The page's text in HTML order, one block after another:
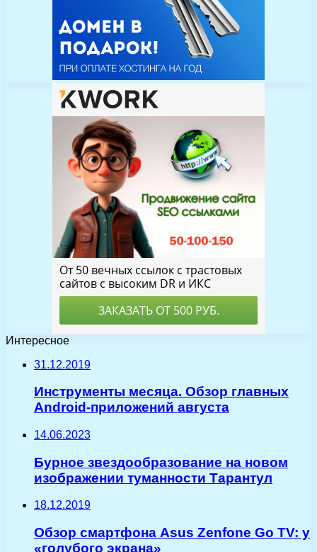
Интересное
31.12.2019
Инструменты месяца. Обзор главных
Android-приложений августа
14.06.2023
Бурное звездообразование на новом
изображении туманности Тарантул
18.12.2019
Обзор смартфона Asus Zenfone Go TV: у
«голубого экрана»